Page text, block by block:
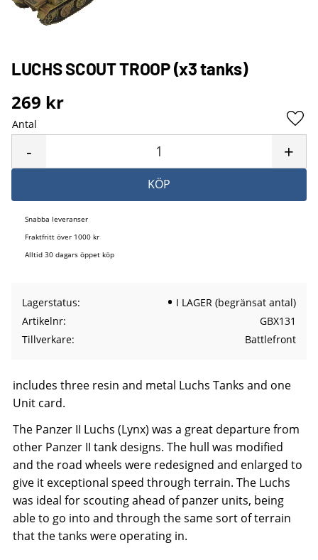
LUCHS SCOUT TROOP (x3 tanks)
269 kr
Antal
+
-
KÖP
Snabba leveranser
Fraktfritt över 1000 kr
Alltid 30 dagars öppet köp
Lagerstatus
I LAGER (begränsat antal)
Artikelnr
GBX131
Tillverkare
Battlefront
includes three resin and metal Luchs Tanks and one
Unit card.
The Panzer II Luchs (Lynx) was a great departure from
other Panzer II tank designs. The hull was modified
and the road wheels were redesigned and enlarged to
give it exceptional speed through terrain. The Luchs
was ideal for scouting ahead of panzer units, being
able to go into and through the same sort of terrain
that the tanks were operating in.